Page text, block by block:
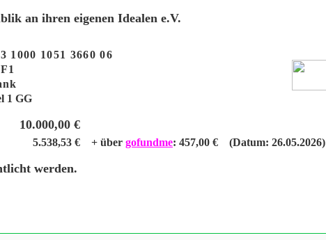
an ihren eigenen Idealen e.V.
1000 1051 3660 06
1 GG
10.000,00 €
5.538,53 € + über gofundme: 457,00 € (Datum: 26.05.2026)
werden.